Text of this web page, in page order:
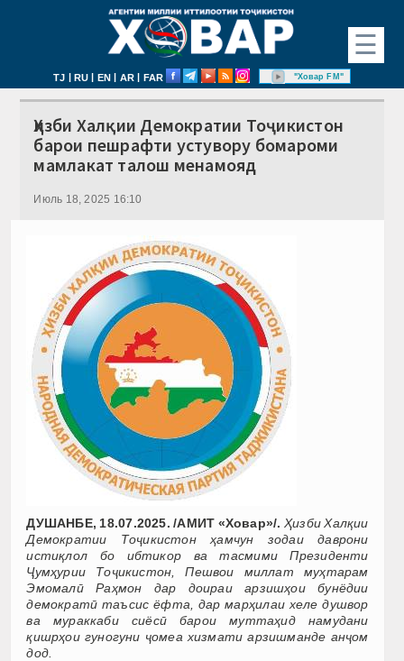
☰
TJ | RU | EN | AR | FAR "Ховар FM"
Ҳизби Халқии Демократии Тоҷикистон
барои пешрафти устувору бомароми
мамлакат талош менамояд
Июль 18, 2025 16:10
ДУШАНБЕ, 18.07.2025. /АМИТ «Ховар»/. Ҳизби Халқии
Демократии Тоҷикистон ҳамчун зодаи даврони
истиқлол бо ибтикор ва тасмими Президенти
Ҷумҳурии Тоҷикистон, Пешвои миллат муҳтарам
Эмомалӣ Раҳмон дар доираи арзишҳои бунёдии
демократӣ таъсис ёфта, дар марҳилаи хеле душвор
ва мураккаби сиёсӣ барои муттаҳид намудани
қишрҳои гуногуни ҷомеа хизмати арзишманде анҷом
дод.